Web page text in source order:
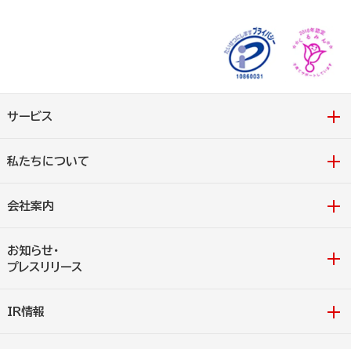
サービス
私たちについて
会社案内
お知らせ・
プレスリリース
IR情報